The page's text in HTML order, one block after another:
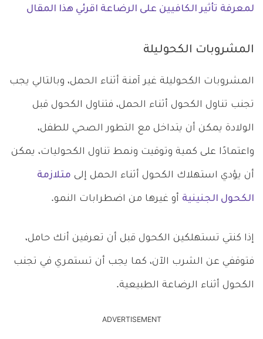
لمعرفة تأثير الكافيين على الرضاعة اقرئي هذا المقال
المشروبات الكحوليلة
المشروبات الكحوليلة غير آمنة أثناء الحمل، وبالتالي يجب
تجنب تناول الكحول أثناء الحمل، فتناول الكحول قبل
الولادة يمكن أن يتداخل مع التطور الصحي للطفل،
واعتمادًا على كمية وتوقيت ونمط تناول الكحوليات، يمكن
أن يؤدي استهلاك الكحول أثناء الحمل إلى متلازمة
الكحول الجنينية أو غيرها من اضطرابات النمو.
إذا كنتي تستهلكين الكحول قبل أن تعرفين أنك حامل،
فتوقفي عن الشرب الآن، كما يجب أن تستمري في تجنب
الكحول أثناء الرضاعة الطبيعية.
ADVERTISEMENT